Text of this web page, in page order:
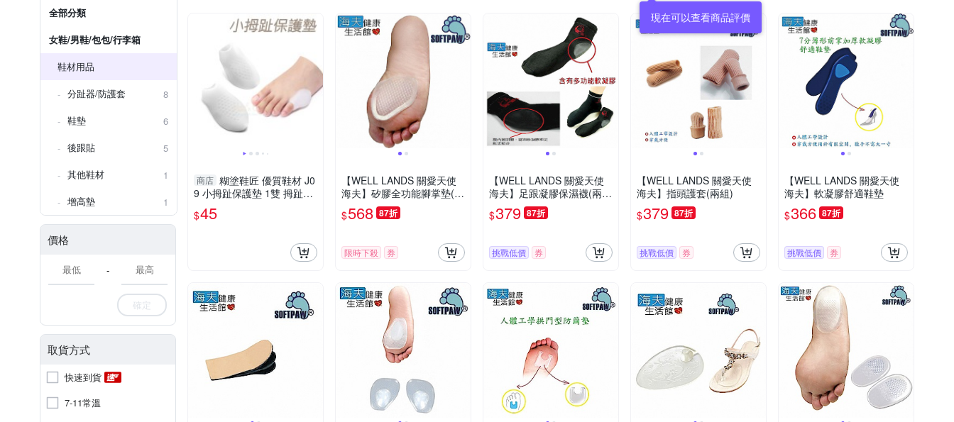
全部分類
女鞋/男鞋/包包/行李箱
鞋材用品
分趾器/防護套
8
鞋墊
6
後跟貼
5
其他鞋材
1
增高墊
1
價格
-
確定
取貨方式
快速到貨
7-11常溫
商店 糊塗鞋匠 優質鞋材 J0
9 小拇趾保護墊 1雙 拇趾分
隔墊 拇趾固定套 拇趾分離
墊
$45
【WELL LANDS 關愛天使
海夫】矽膠全功能腳掌墊(兩
組)
$568 87折
限時下殺 券
【WELL LANDS 關愛天使
海夫】足跟凝膠保濕襪(兩
組)
$379 87折
挑戰低價 券
【WELL LANDS 關愛天使
海夫】指頭護套(兩組)
$379 87折
挑戰低價 券
【WELL LANDS 關愛天使
海夫】軟凝膠舒適鞋墊
$366 87折
挑戰低價 券